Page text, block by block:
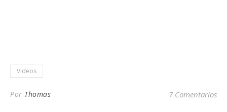
Videos
Por Thomas 7 Comentarios